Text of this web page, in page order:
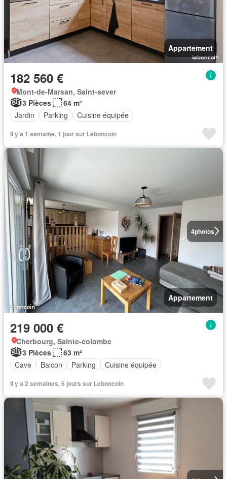
Appartement
182 560 €
Mont-de-Marsan, Saint-sever
3 Pièces
64 m²
Jardin
Parking Cuisine équipée
Il y a 1 semaine, 1 jour sur Leboncoin
4photos
Appartement
219 000 €
Cherbourg, Sainte-colombe
3 Pièces
63 m²
Cave
Balcon Parking Cuisine équipée
Il y a 2 semaines, 6 jours sur Leboncoin